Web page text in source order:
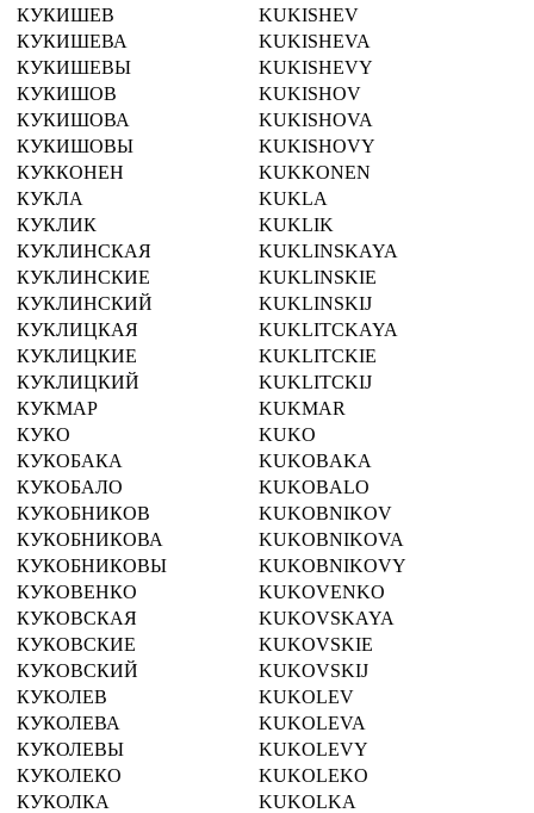
КУКИШЕВ
KUKISHEV
КУКИШЕВА
KUKISHEVA
КУКИШЕВЫ
KUKISHEVY
КУКИШОВ
KUKISHOV
КУКИШОВА
KUKISHOVA
КУКИШОВЫ
KUKISHOVY
КУККОНЕН
KUKKONEN
КУКЛА
KUKLA
КУКЛИК
KUKLIK
КУКЛИНСКАЯ
KUKLINSKAYA
КУКЛИНСКИЕ
KUKLINSKIE
КУКЛИНСКИЙ
KUKLINSKIJ
КУКЛИЦКАЯ
KUKLITCKAYA
КУКЛИЦКИЕ
KUKLITCKIE
КУКЛИЦКИЙ
KUKLITCKIJ
КУКМАР
KUKMAR
КУКО
KUKO
КУКОБАКА
KUKOBAKA
КУКОБАЛО
KUKOBALO
КУКОБНИКОВ
KUKOBNIKOV
КУКОБНИКОВА
KUKOBNIKOVA
КУКОБНИКОВЫ
KUKOBNIKOVY
КУКОВЕНКО
KUKOVENKO
КУКОВСКАЯ
KUKOVSKAYA
КУКОВСКИЕ
KUKOVSKIE
КУКОВСКИЙ
KUKOVSKIJ
КУКОЛЕВ
KUKOLEV
КУКОЛЕВА
KUKOLEVA
КУКОЛЕВЫ
KUKOLEVY
КУКОЛЕКО
KUKOLEKO
КУКОЛКА
KUKOLKA